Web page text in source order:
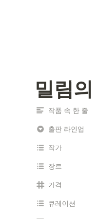
밀림
작품 속 한 줄
출판 라인업
작가
장르
가격
큐레이션